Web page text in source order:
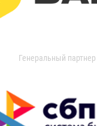
Генеральный партнер